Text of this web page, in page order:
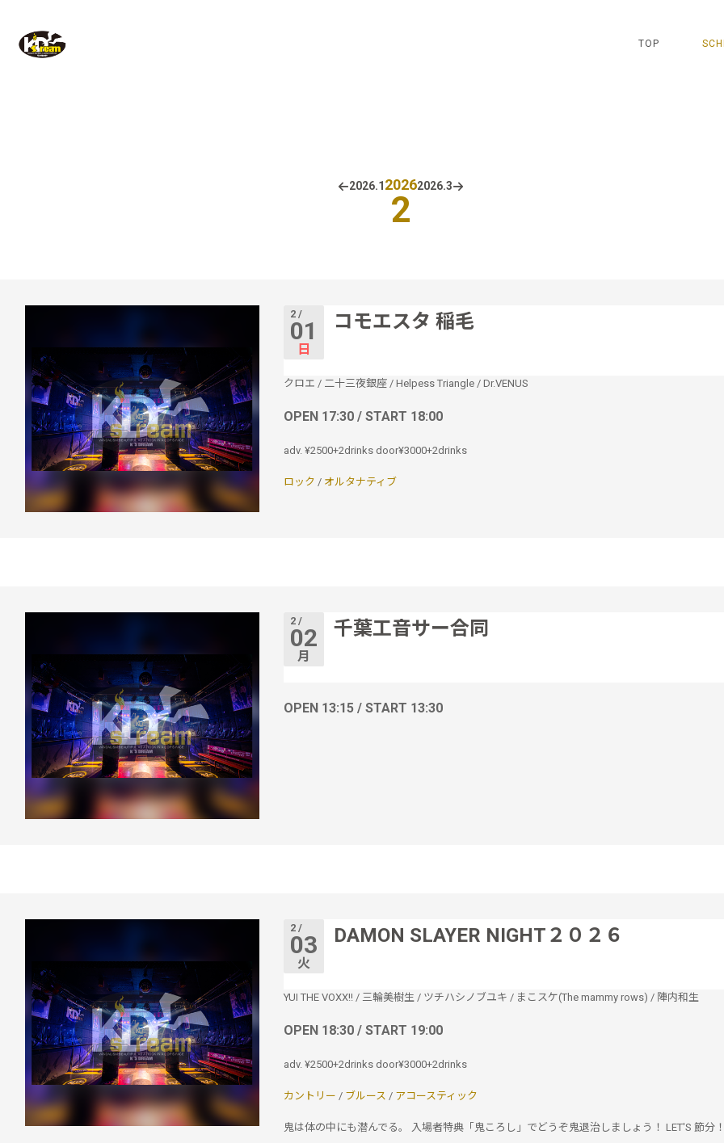
TOP
2026.1 2026
2
2026.3
2 /
01
日
コモエスタ 稲毛
クロエ / 二十三夜銀座/ Helpess Triangle/ Dr.VENUS
OPEN 17:30 / START 18:00
adv. ¥2500+2drinks door¥3000+2drinks
ロック / オルタナティブ
2 /
02
月
千葉工音サー合同
OPEN 13:15 / START 13:30
2 /
03
火
DAMON SLAYER NIGHT２０２６
YUI THE VOXX!!/ 三輪美樹生/ ツチハシノブユキ / まこスケ(The mammy rows) / 陣内和生
OPEN 18:30 / START 19:00
adv. ¥2500+2drinks door¥3000+2drinks
カントリー / ブルース / アコースティック
鬼は体の中にも潜んでる。 入場者特典「鬼ころし」でどうぞ鬼退治しましょう！ LET'S 節分